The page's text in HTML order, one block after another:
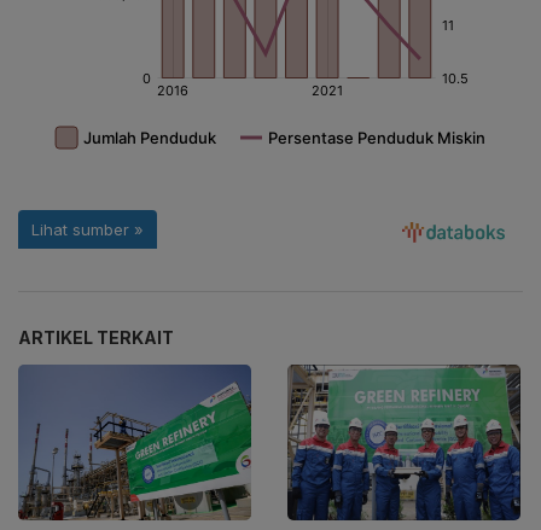
ARTIKEL TERKAIT